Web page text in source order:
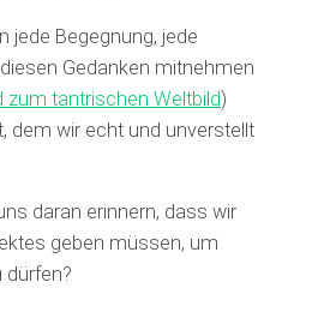
jede Begegnung, jede
Gedanken mitnehmen
zum tantrischen Weltbild)
dem wir echt und unverstellt
daran erinnern, dass wir
geben müssen, um
dürfen?